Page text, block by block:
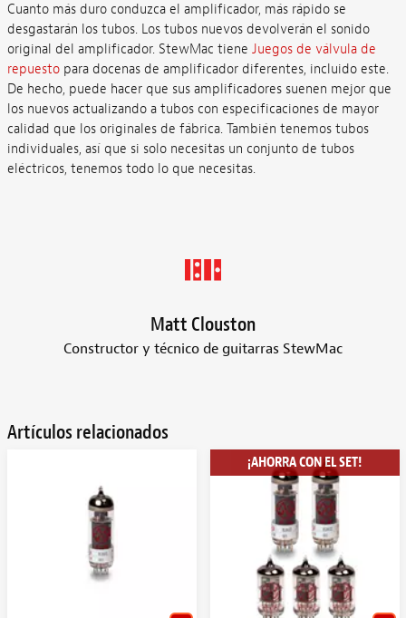
Cuanto más duro conduzca el amplificador, más rápido se
desgastarán los tubos. Los tubos nuevos devolverán el sonido
original del amplificador. StewMac tiene Juegos de válvula de
repuestopara docenas de amplificador diferentes, incluido este.
De hecho, puede hacer que sus amplificadores suenen mejor que
los nuevos actualizando a tubos con especificaciones de mayor
calidad que los originales de fábrica. También tenemos tubos
individuales, así que si solo necesitas un conjunto de tubos
eléctricos, tenemos todo lo que necesitas.
Matt Clouston
Constructor y técnico de guitarras StewMac
Artículos relacionados
¡AHORRA CON EL SET!